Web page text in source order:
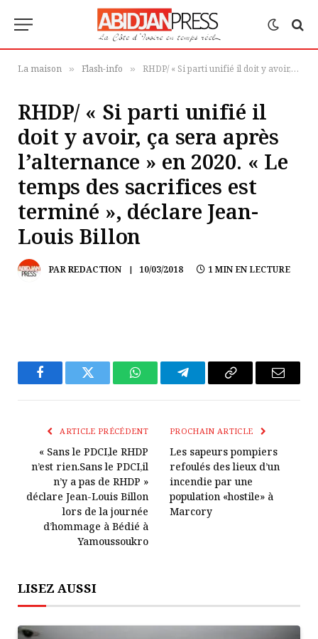
La maison » Flash-info » RHDP/ « Si parti unifié il doit y avoir, ça sera après l’alternance » en 2020. « Le temps des sacrifices est terminé », déclare Jean-Louis Billon
RHDP/ « Si parti unifié il
doit y avoir, ça sera après
l’alternance » en 2020. « Le
temps des sacrifices est
terminé », déclare Jean-
Louis Billon
PARREDACTION 10/03/2018 1 MIN EN LECTURE
FacebookTwitter WhatsAppTélégrammeCopier
Lien
E-
ARTICLE PRÉCÉDENT
« Sans le PDCI,le RHDP
n’est rien.Sans le PDCI,il
n’y a pas de RHDP »
déclare Jean-Louis Billon
lors de la journée
d’hommage à Bédié à
Yamoussoukro
PROCHAIN ARTICLE
Les sapeurs pompiers
refoulés des lieux d’un
incendie par une
population «hostile» à
Marcory
LISEZ AUSSI